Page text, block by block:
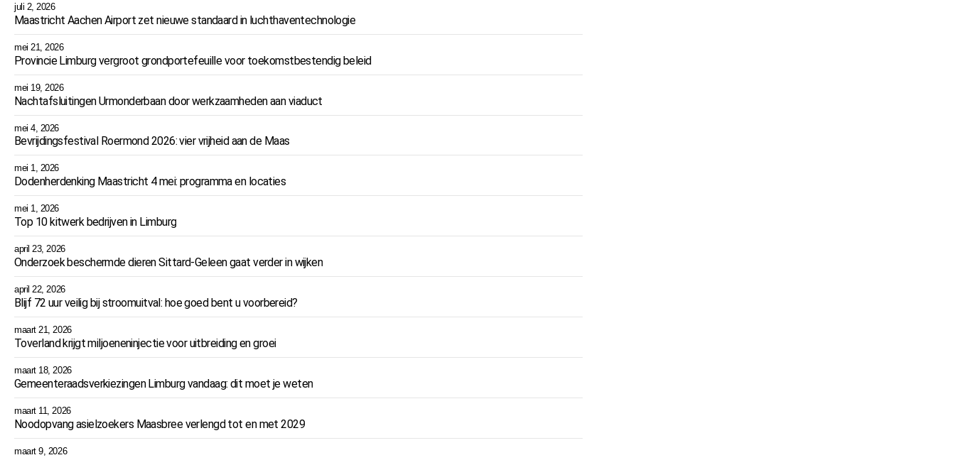
juli 2, 2026
Maastricht Aachen Airport zet nieuwe standaard in luchthaventechnologie
mei 21, 2026
Provincie Limburg vergroot grondportefeuille voor toekomstbestendig beleid
mei 19, 2026
Nachtafsluitingen Urmonderbaan door werkzaamheden aan viaduct
mei 4, 2026
Bevrijdingsfestival Roermond 2026: vier vrijheid aan de Maas
mei 1, 2026
Dodenherdenking Maastricht 4 mei: programma en locaties
mei 1, 2026
Top 10 kitwerk bedrijven in Limburg
april 23, 2026
Onderzoek beschermde dieren Sittard-Geleen gaat verder in wijken
april 22, 2026
Blijf 72 uur veilig bij stroomuitval: hoe goed bent u voorbereid?
maart 21, 2026
Toverland krijgt miljoeneninjectie voor uitbreiding en groei
maart 18, 2026
Gemeenteraadsverkiezingen Limburg vandaag: dit moet je weten
maart 11, 2026
Noodopvang asielzoekers Maasbree verlengd tot en met 2029
maart 9, 2026